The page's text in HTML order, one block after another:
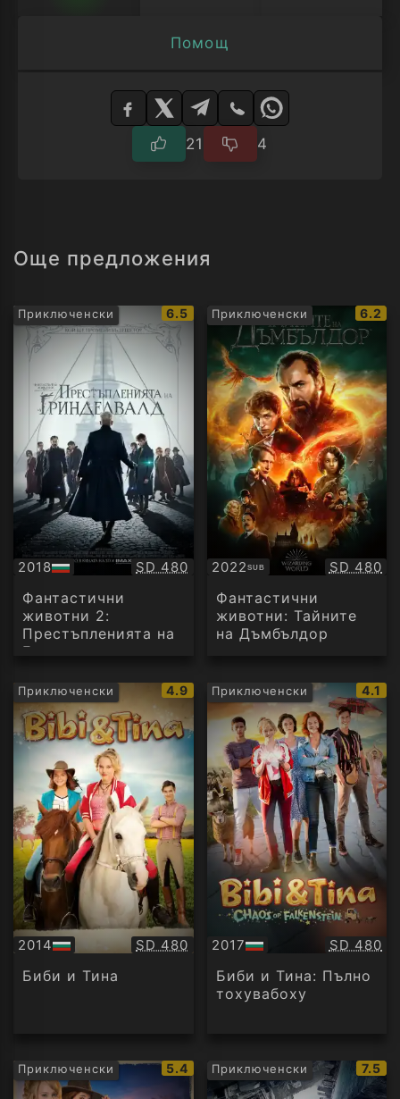
Помощ
Изберете
21 4
Още предложения
Приключенски
IMDb
рейтинг:
6.5
2018
БГ
аудио
Качество:
SD 480
Фантастични
животни 2:
Престъпленията на
Гринделвалд
Приключенски
IMDb
6.2
2022SUB
Субтитри SD 480
Фантастични
животни: Тайните
на Дъмбълдор
Приключенски
IMDb
рейтинг:
4.9
2014
БГ
аудио
Качество:
SD 480
Биби и Тина
Приключенски
IMDb
4.1
2017
БГ
аудио
SD 480
Биби и Тина: Пълно
тохувабоху
Приключенски
IMDb
рейтинг:
5.4 Приключенски
IMDb
7.5